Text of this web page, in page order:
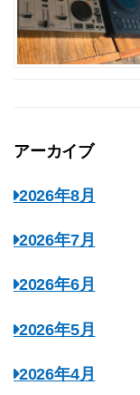
アーカイブ
2026年8月
2026年7月
2026年6月
2026年5月
2026年4月